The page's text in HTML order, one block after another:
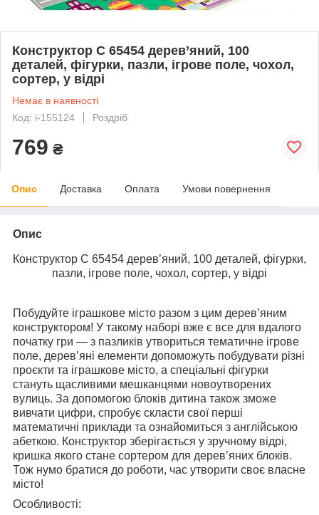
Конструктор С 65454 дерев’яний, 100
деталей, фігурки, пазли, ігрове поле, чохол,
сортер, у відрі
Немає в наявності
Код: i-155124
Роздріб
769 ₴
Опис Доставка Оплата Умови повернення
Опис
Конструктор С 65454 дерев’яний, 100 деталей, фігурки,
пазли, ігрове поле, чохол, сортер, у відрі
Побудуйте іграшкове місто разом з цим дерев’яним
конструктором! У такому наборі вже є все для вдалого
початку гри — з пазликів утвориться тематичне ігрове
поле, дерев’яні елементи допоможуть побудувати різні
проєкти та іграшкове місто, а спеціальні фігурки
стануть щасливими мешканцями новоутворених
вулиць. За допомогою блоків дитина також зможе
вивчати цифри, спробує скласти свої перші
математичні приклади та ознайомиться з англійською
абеткою. Конструктор зберігається у зручному відрі,
кришка якого стане сортером для дерев’яних блоків.
Тож нумо братися до роботи, час утворити своє власне
місто!
Особливості: